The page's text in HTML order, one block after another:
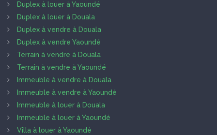
Duplex à louer à Yaoundé
Duplex à louer à Douala
Duplex à vendre à Douala
Duplex à vendre Yaoundé
Terrain à vendre à Douala
Terrain à vendre à Yaoundé
Immeuble à vendre à Douala
Immeuble à vendre à Yaoundé
Immeuble à louer à Douala
Immeuble à louer à Yaoundé
Villa à louer à Yaoundé